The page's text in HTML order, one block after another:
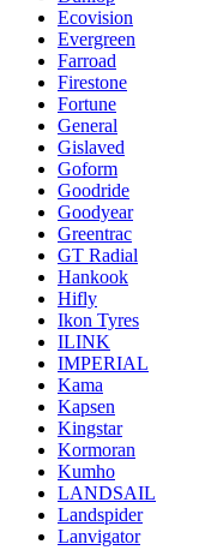
Ecovision
Evergreen
Farroad
Firestone
Fortune
General
Gislaved
Goform
Goodride
Goodyear
Greentrac
GT Radial
Hankook
Hifly
Ikon Tyres
ILINK
IMPERIAL
Kama
Kapsen
Kingstar
Kormoran
Kumho
LANDSAIL
Landspider
Lanvigator